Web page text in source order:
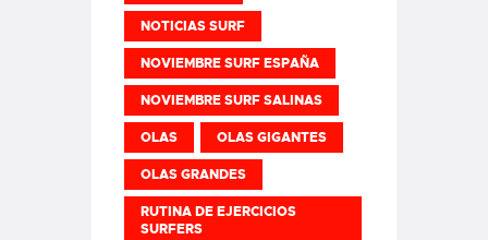
NOTICIAS SURF
NOVIEMBRE SURF ESPAÑA
NOVIEMBRE SURF SALINAS
OLAS OLAS GIGANTES
OLAS GRANDES
RUTINA DE EJERCICIOS
SURFERS